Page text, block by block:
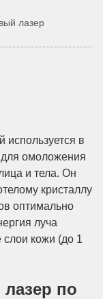
лазер
в
для омоложения
и тела. Он
кристаллу
оптимально
луча
слои кожи (до 1
по